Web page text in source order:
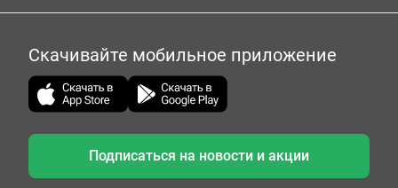
Скачивайте мобильное приложение
Подписаться на новости и акции